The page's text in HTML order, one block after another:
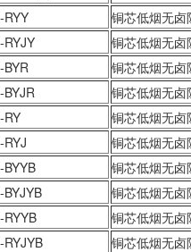
RYY
铜芯低烟无
铜芯低烟无
BYR
铜芯低烟无
铜芯低烟无
RY
铜芯低烟无
铜芯低烟无
铜芯低烟无
铜芯低烟无
铜芯低烟无
铜芯低烟无